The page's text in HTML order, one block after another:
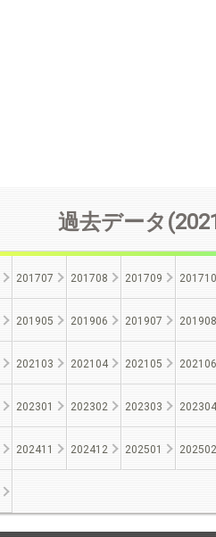
過去データ
201707 201708 201709 201710
201905 201906 201907 201908
202103 202104 202105 202106
202301 202302 202303 202304
202411 202412 202501 202502